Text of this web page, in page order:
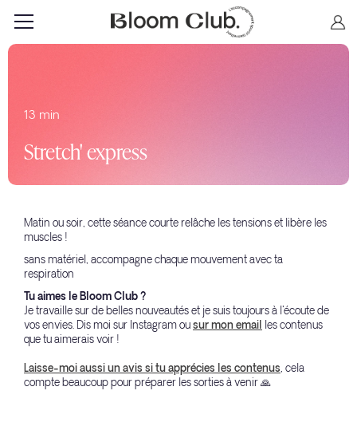
13 min
Stretch' express
Matin ou soir, cette séance courte relâche les tensions et libère les
muscles !
sans matériel, accompagne chaque mouvement avec ta
respiration
Tu aimes le Bloom Club ?
Je travaille sur de belles nouveautés et je suis toujours à l'écoute de
vos envies. Dis moi sur Instagram ousur mon email les contenus
que tu aimerais voir !
Laisse-moi aussi un avis si tu apprécies les contenus, cela
compte beaucoup pour préparer les sorties à venir 🙏